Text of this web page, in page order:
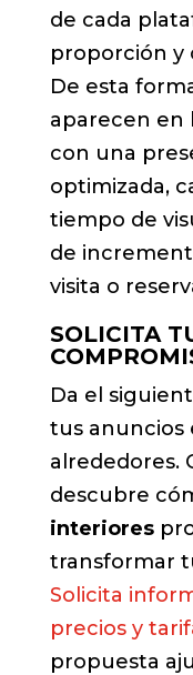
de cada
proporción y
De esta
aparecen en
con una
optimizada,
tiempo de
de
visita o
SOLICITA
Da el
tus anuncios
alrededores.
descubre
interiores
transformar
Solicita
precios y
propuesta